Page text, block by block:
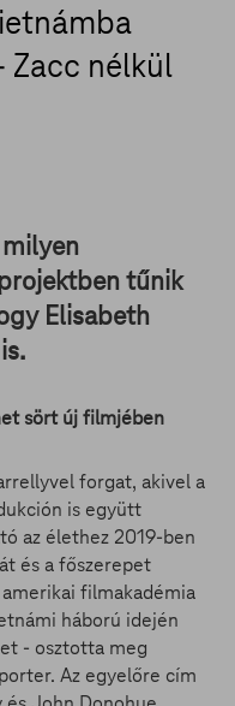
Zacc nélkül
tűnik
Elisabeth
sört új filmjében
forgat, akivel a
is együtt
az élethez 2019-ben
és a főszerepet
filmakadémia
háború idején
- osztotta meg
Az egyelőre cím